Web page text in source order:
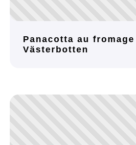
Panacotta au fromage
Västerbotten